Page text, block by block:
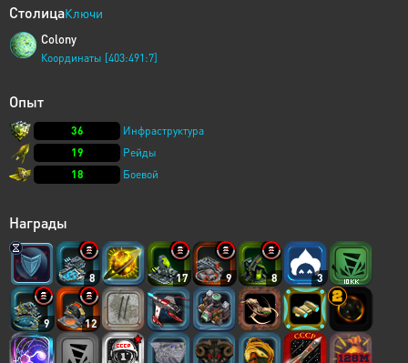
СтолицаКлючи
Colony
Координаты [403:491:7]
Опыт
36
Инфраструктура
19
Рейды
18
Боевой
Награды
8 17 9 8 3
9 12